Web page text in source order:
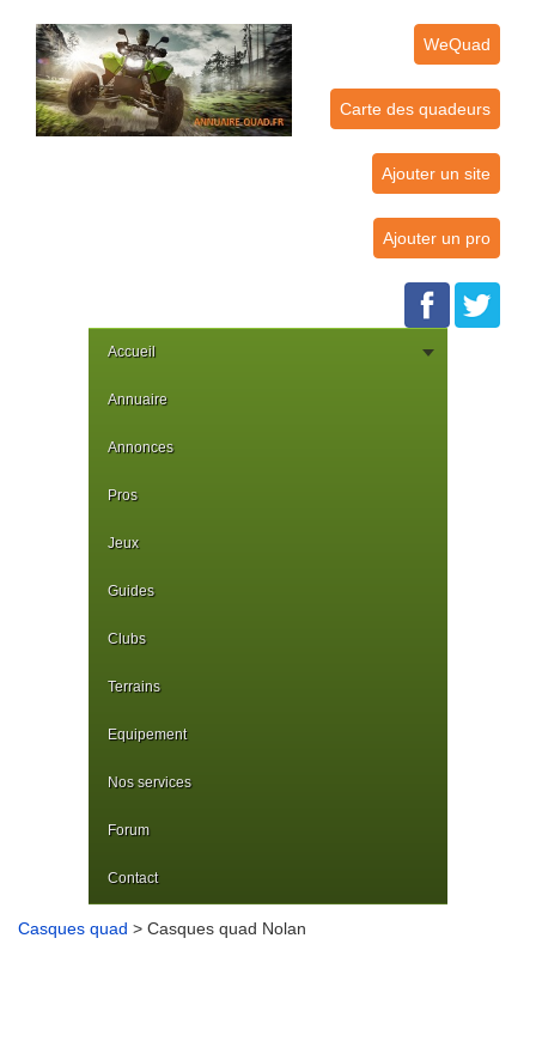
WeQuad
Carte des quadeurs
Ajouter un site
Ajouter un pro
Accueil
Annuaire
Annonces
Pros
Jeux
Guides
Clubs
Terrains
Equipement
Nos services
Forum
Contact
Casques quad > Casques quad Nolan